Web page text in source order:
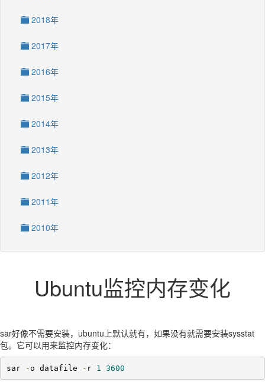
2018年
2017年
2016年
2015年
2014年
2013年
2012年
2011年
2010年
Ubuntu监控内存变化
sar好像不需要安装，ubuntu上默认就有，如果没有就需要安装sysstat
包。它可以用来监控内存变化：
sar - o datafile - r 1 3600